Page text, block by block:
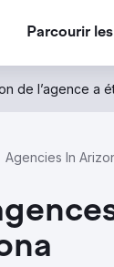
Parcourir
de l’agence a
Agencies In